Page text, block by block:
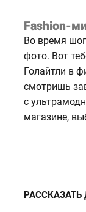
Fashion-
Во время
фото. Вот
Голайтли в
смотришь
с
магазине,
РАССКАЗАТЬ